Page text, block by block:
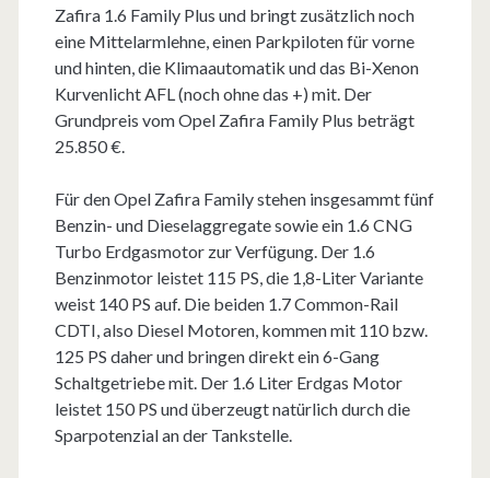
Zafira 1.6 Family Plus und bringt zusätzlich noch
eine Mittelarmlehne, einen Parkpiloten für vorne
und hinten, die Klimaautomatik und das Bi-Xenon
Kurvenlicht AFL (noch ohne das +) mit. Der
Grundpreis vom Opel Zafira Family Plus beträgt
25.850 €.
Für den Opel Zafira Family stehen insgesammt fünf
Benzin- und Dieselaggregate sowie ein 1.6 CNG
Turbo Erdgasmotor zur Verfügung. Der 1.6
Benzinmotor leistet 115 PS, die 1,8-Liter Variante
weist 140 PS auf. Die beiden 1.7 Common-Rail
CDTI, also Diesel Motoren, kommen mit 110 bzw.
125 PS daher und bringen direkt ein 6-Gang
Schaltgetriebe mit. Der 1.6 Liter Erdgas Motor
leistet 150 PS und überzeugt natürlich durch die
Sparpotenzial an der Tankstelle.